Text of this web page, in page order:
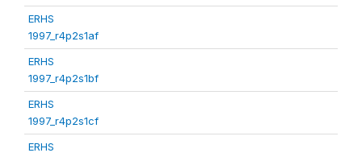
ERHS
1997_r4p2s1af
ERHS
1997_r4p2s1bf
ERHS
1997_r4p2s1cf
ERHS